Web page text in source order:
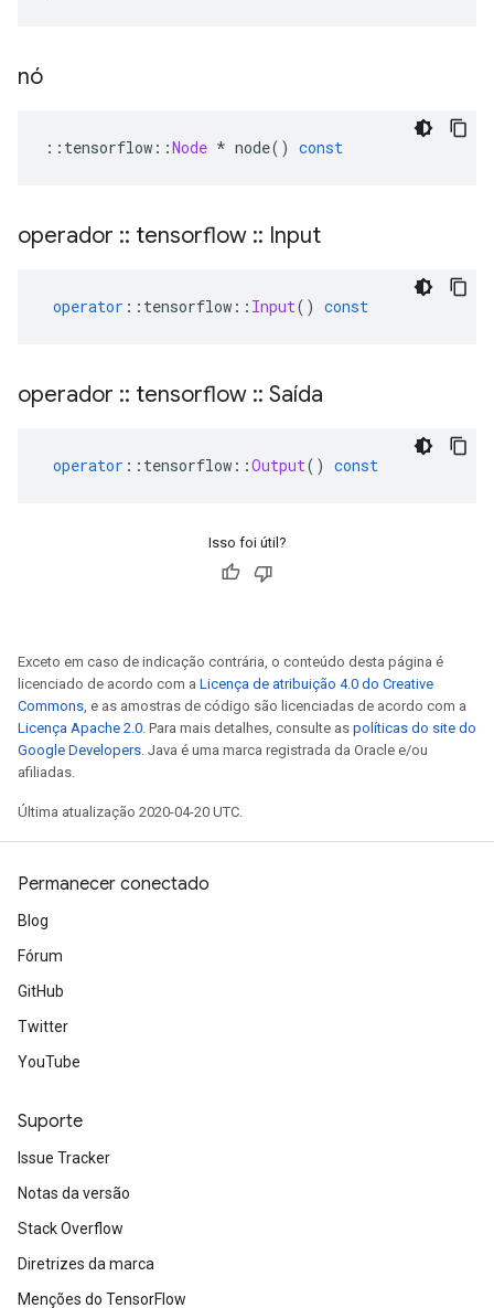
nó
:: tensorflow ::Node * node() const
operador :: tensorflow :: Input
operator :: tensorflow :: Input() const
operador :: tensorflow :: Saída
operator :: tensorflow ::Output() const
Isso foi útil?
Exceto em caso de indicação contrária, o conteúdo desta página é
licenciado de acordo com a Licença de atribuição 4.0 do Creative
Commons, e as amostras de código são licenciadas de acordo com a
Licença Apache 2.0. Para mais detalhes, consulte as políticas do site do
Google Developers. Java é uma marca registrada da Oracle e/ou
afiliadas.
Última atualização 2020-04-20 UTC.
Permanecer conectado
Blog
Fórum
GitHub
Twitter
YouTube
Suporte
Issue Tracker
Notas da versão
Stack Overflow
Diretrizes da marca
Menções do TensorFlow